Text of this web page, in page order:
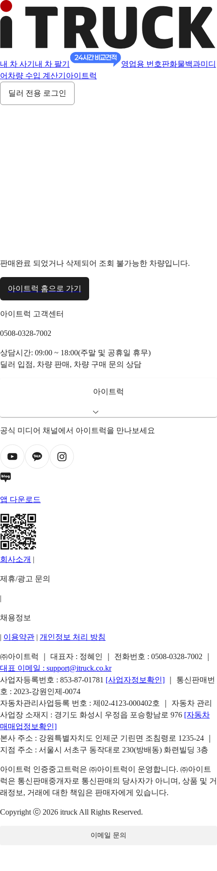
내 차 사기 내 차 팔기 영업용 번호판화물백과미디
어 차량 수입 계산기 아이트럭
딜러 전용 로그인
판매완료 되었거나 삭제되어 조회 불가능한 차량입니다.
아이트럭 홈으로 가기
아이트럭 고객센터
0508-0328-7002
상담시간: 09:00 ~ 18:00(주말 및 공휴일 휴무)
딜러 입점, 차량 판매, 차량 구매 문의 상담
아이트럭
공식 미디어 채널에서 아이트럭을 만나보세요
앱 다운로드
회사소개 |
제휴/광고 문의
|
채용정보
| 이용약관 | 개인정보 처리 방침
㈜아이트럭 ｜ 대표자 : 정혜인 ｜ 전화번호 : 0508-0328-7002
대표 이메일 : support@itruck.co.kr
사업자등록번호 : 853-87-01781 [사업자정보확인]
｜ 통신판매번
호 : 2023-강원인제-0074
자동차관리사업등록 번호 : 제02-4123-000402호 ｜ 자동차 관리
사업장 소재지 : 경기도 화성시 우정읍 포승항남로 976 [자동차
매매업정보확인]
본사 주소 : 강원특별자치도 인제군 기린면 조침령로 1235-24 ｜
지점 주소 : 서울시 서초구 동작대로 230(방배동) 화련빌딩 3층
아이트럭 인증중고트럭은 ㈜아이트럭이 운영합니다. ㈜아이트
럭은 통신판매중개자로 통신판매의 당사자가 아니며, 상품 및 거
래정보, 거래에 대한 책임은 판매자에게 있습니다.
Copyright ⓒ 2026 itruck All Rights Reserved.
이메일 문의